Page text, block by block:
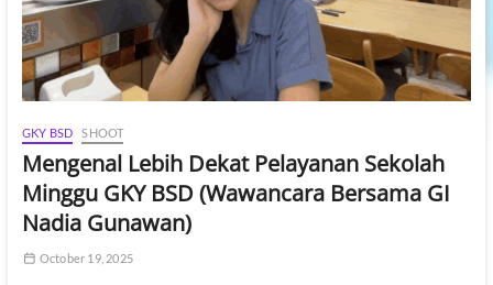
GKY BSD SHOOT
Mengenal Lebih Dekat Pelayanan Sekolah
Minggu GKY BSD (Wawancara Bersama GI
Nadia Gunawan)
October 19, 2025